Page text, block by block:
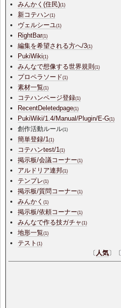
みんかく(住民)(1)
新コテハン(1)
ヴェルシーユ(1)
RightBar(1)
編集を希望される方へ/3(1)
PukiWiki(1)
みんなで想像する世界規則(1)
プロペラソード(1)
素材一覧(1)
コテハンページ登録(1)
RecentDeletedpage(1)
PukiWiki/1.4/Manual/Plugin/E-G(1)
創作活動ルール(1)
簡単登録/1(1)
コテハンtest/1(1)
掲示板/会議コーナー(1)
アルドリア連邦(1)
テンプレ(1)
掲示板/質問コーナー(1)
みんかく(1)
掲示板/依頼コーナー(1)
みんなで作る技ガチャ(1)
地形一覧(1)
テスト(1)
〔 人気〕〔